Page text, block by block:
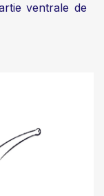
ventrale de